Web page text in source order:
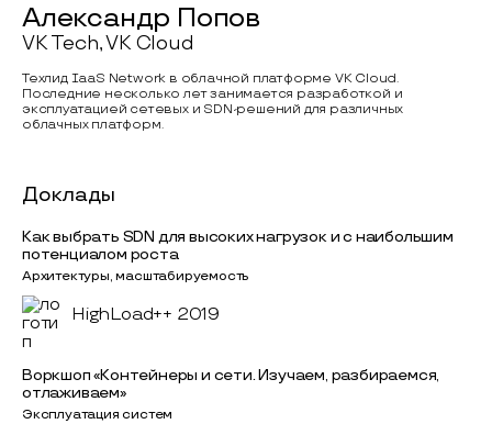
Александр Попов
VK Tech, VK Cloud
Техлид IaaS Network в облачной платформе VK Cloud.
Последние несколько лет занимается разработкой и
эксплуатацией сетевых и SDN-решений для различных
облачных платформ.
Доклады
Как выбрать SDN для высоких нагрузок и с наибольшим
потенциалом роста
Архитектуры, масштабируемость
HighLoad++ 2019
Воркшоп «Контейнеры и сети. Изучаем, разбираемся,
отлаживаем»
Эксплуатация систем